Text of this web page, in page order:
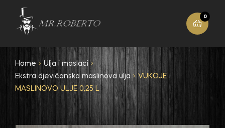
0
Home
Ulja i maslaci
Ekstra djevičanska maslinova ulja
VUKOJE
MASLINOVO ULJE 0,25 L